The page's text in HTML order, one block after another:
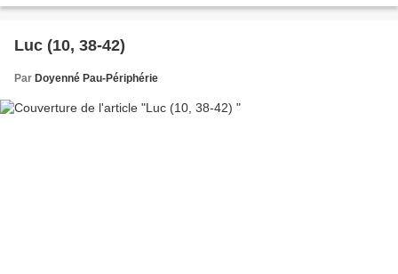
Luc (10, 38-42)
Par Doyenné Pau-Périphérie